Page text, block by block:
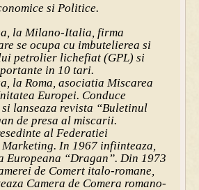
si Politice.
la Milano-Italia, firma
se ocupa cu imbutelierea si
petrolier lichefiat (GPL) si
in 10 tari.
la Roma, asociatia Miscarea
Europei. Conduce
lanseaza revista “Buletinul
de presa al miscarii.
al Federatiei
In 1967 infiinteaza,
Europeana “Dragan”. Din 1973
de Comert italo-romane,
Camera de Comera romano-